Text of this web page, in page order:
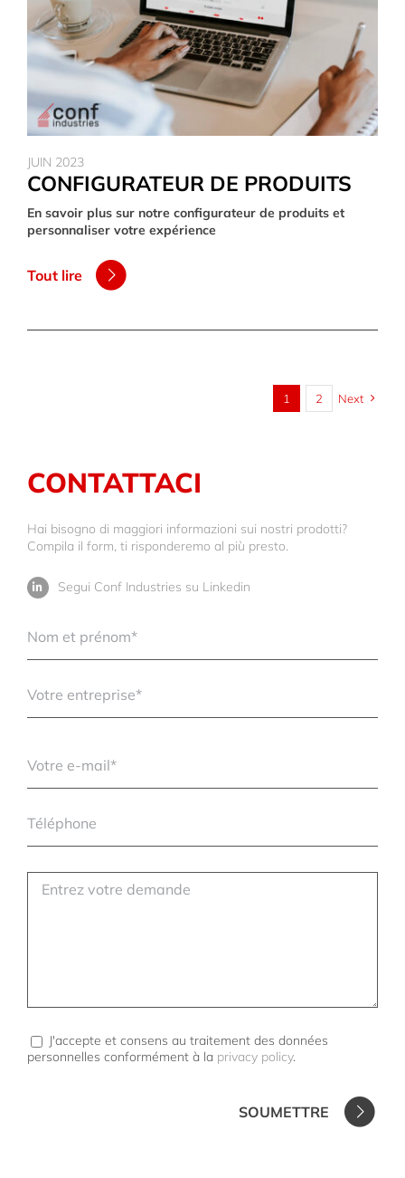
JUIN 2023
CONFIGURATEUR DE PRODUITS
En savoir plus sur notre configurateur de produits et
personnaliser votre expérience
Tout lire
1 2 Next
CONTATTACI
Hai bisogno di maggiori informazioni sui nostri prodotti?
Compila il form, ti risponderemo al più presto.
Segui Conf Industries su Linkedin
J'accepte et consens au traitement des données
personnelles conformément à la privacy policy.
SOUMETTRE